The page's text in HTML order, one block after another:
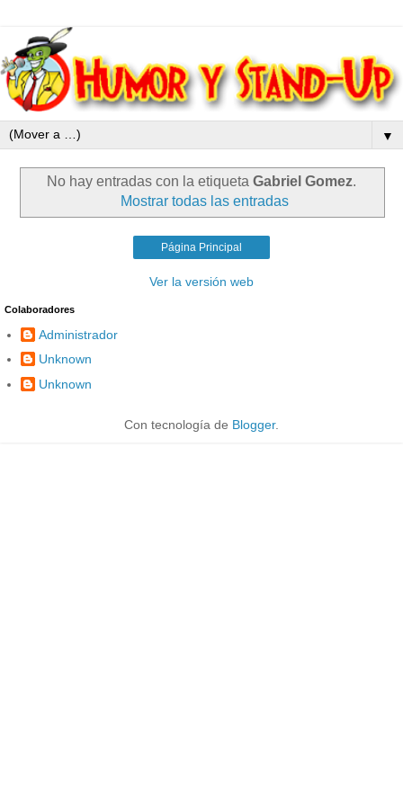
▼
No hay entradas con la etiqueta Gabriel Gomez.
Mostrar todas las entradas
Página Principal
Ver la versión web
Colaboradores
Administrador
Unknown
Unknown
Con tecnología de Blogger.